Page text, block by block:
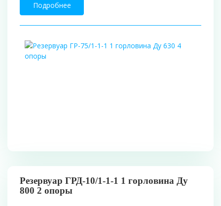
Подробнее
Резервуар ГРД-10/1-1-1 1 горловина Ду
800 2 опоры